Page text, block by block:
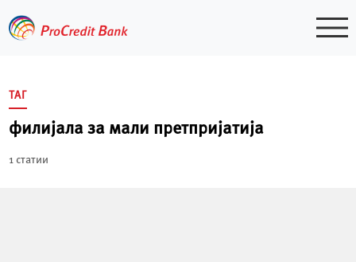
to
content
ТАГ
филијала за мали претпријатија
1 статии